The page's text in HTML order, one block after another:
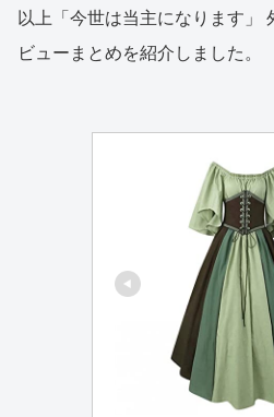
以上「今世は当主になります」
ビューまとめを紹介しました。